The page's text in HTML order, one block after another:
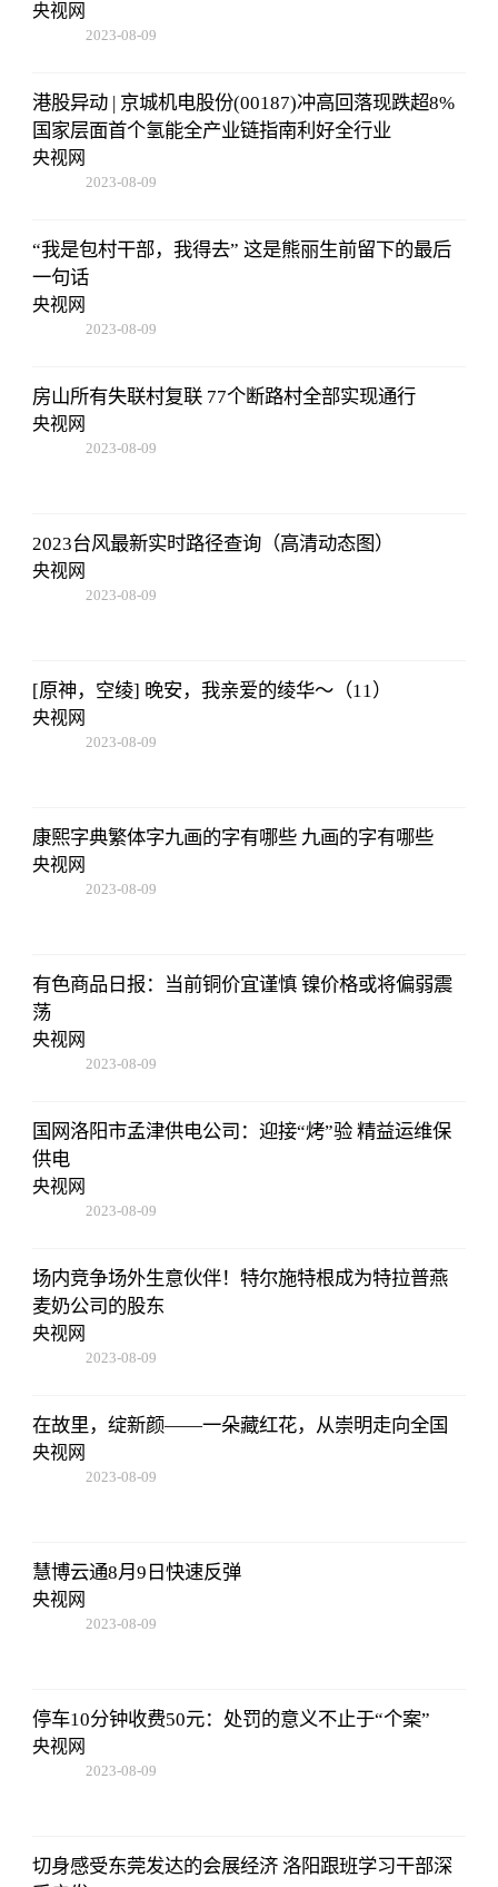
央视网
2023-08-09
港股异动 | 京城机电股份(00187)冲高回落现跌超8%
国家层面首个氢能全产业链指南利好全行业
央视网
2023-08-09
“我是包村干部，我得去” 这是熊丽生前留下的最后
一句话
央视网
2023-08-09
房山所有失联村复联 77个断路村全部实现通行
央视网
2023-08-09
2023台风最新实时路径查询（高清动态图）
央视网
2023-08-09
[原神，空绫] 晚安，我亲爱的绫华～（11）
央视网
2023-08-09
康熙字典繁体字九画的字有哪些 九画的字有哪些
央视网
2023-08-09
有色商品日报：当前铜价宜谨慎 镍价格或将偏弱震
荡
央视网
2023-08-09
国网洛阳市孟津供电公司：迎接“烤”验 精益运维保
供电
央视网
2023-08-09
场内竞争场外生意伙伴！特尔施特根成为特拉普燕
麦奶公司的股东
央视网
2023-08-09
在故里，绽新颜——一朵藏红花，从崇明走向全国
央视网
2023-08-09
慧博云通8月9日快速反弹
央视网
2023-08-09
停车10分钟收费50元：处罚的意义不止于“个案”
央视网
2023-08-09
切身感受东莞发达的会展经济 洛阳跟班学习干部深